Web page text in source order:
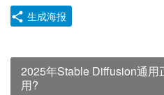
生成海报
2025年Stable Diffusion通用
用?